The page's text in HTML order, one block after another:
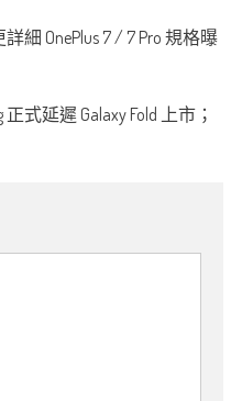
詳細 OnePlus 7 / 7 Pro 規格曝
式延遲 Galaxy Fold 上市；